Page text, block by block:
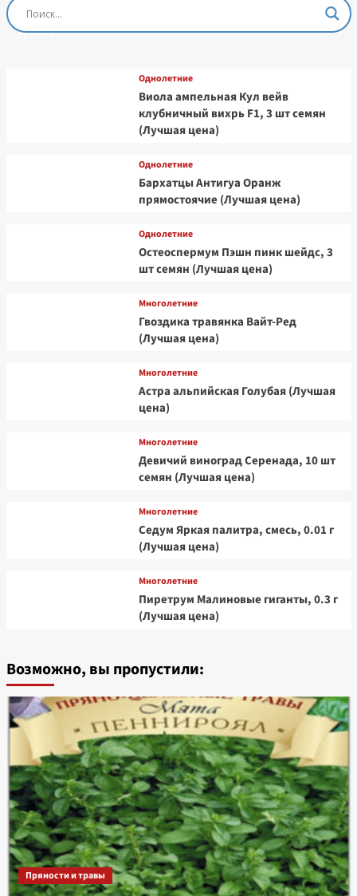
Остеоспермум Пэшн Роуз, 3 шт семян (Лучшая
цена)
Однолетние
Виола ампельная Кул вейв
клубничный вихрь F1, 3 шт семян
(Лучшая цена)
Однолетние
Бархатцы Антигуа Оранж
прямостоячие (Лучшая цена)
Однолетние
Остеоспермум Пэшн пинк шейдс, 3
шт семян (Лучшая цена)
Многолетние
Гвоздика травянка Вайт-Ред
(Лучшая цена)
Многолетние
Астра альпийская Голубая (Лучшая
цена)
Многолетние
Девичий виноград Серенада, 10 шт
семян (Лучшая цена)
Многолетние
Седум Яркая палитра, смесь, 0.01 г
(Лучшая цена)
Многолетние
Пиретрум Малиновые гиганты, 0.3 г
(Лучшая цена)
Возможно, вы пропустили:
Пряности и травы